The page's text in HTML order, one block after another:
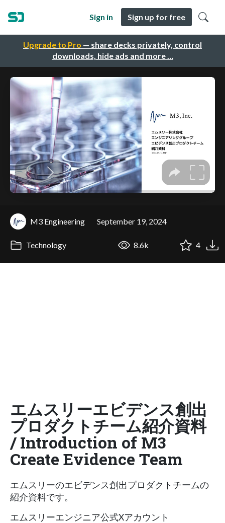
Upgrade to Pro — share decks privately, control
downloads, hide ads and more …
Sign in Sign up for free
M3 Engineering September 19, 2024
Technology 8.6k 4
エムスリーエビデンス創出
プロダクトチーム紹介資料
/ Introduction of M3
Create Evidence Team
エムスリーのエビデンス創出プロダクトチームの
紹介資料です。
エムスリーエンジニア公式Xアカウント